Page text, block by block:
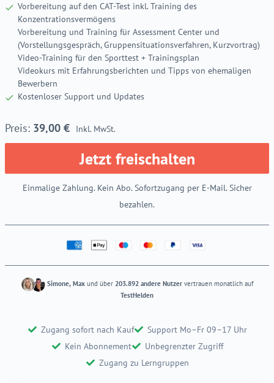
Vorbereitung auf den CAT-Test inkl. Training des
Konzentrationsvermögens
Vorbereitung und Training für Assessment Center und
(Vorstellungsgespräch, Gruppensituationsverfahren, Kurzvortrag)
Video-Training für den Sporttest + Trainingsplan
Videokurs mit Erfahrungsberichten und Tipps von ehemaligen
Bewerbern
Kostenloser Support und Updates
39,00 € Inkl. MwSt.
Jetzt freischalten
Einmalige Zahlung. Kein Abo. Sofortzugang per E-Mail. Sicher
bezahlen.
Simone, Maxund über 203.892 andere Nutzervertrauen monatlich auf
TestHelden
Zugang sofort nach Kauf
Support Mo–Fr 09–17 Uhr
Kein Abonnement
Unbegrenzter Zugriff
Zugang zu Lerngruppen